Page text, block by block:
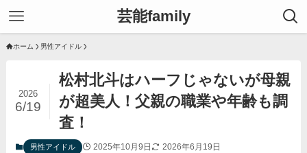
芸能family
ホーム 男性アイドル
松村北斗はハーフじゃないが母親
が超美人！父親の職業や年齢も調
査！
2026
6/19
男性アイドル 2025年10月9日 2026年6月19日